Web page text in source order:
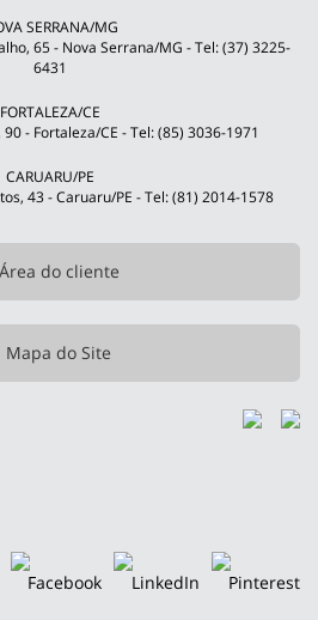
SERRANA/MG
65 - Nova Serrana/MG - Tel: (37) 3225-
6431
FORTALEZA/CE
- Fortaleza/CE - Tel: (85) 3036-1971
CARUARU/PE
43 - Caruaru/PE - Tel: (81) 2014-1578
Área do cliente
Mapa do Site